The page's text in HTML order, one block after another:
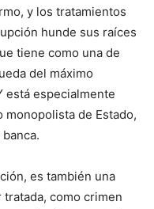
y los tratamientos
hunde sus raíces
tiene como una de
del máximo
está especialmente
monopolista de Estado,
es también una
como crimen